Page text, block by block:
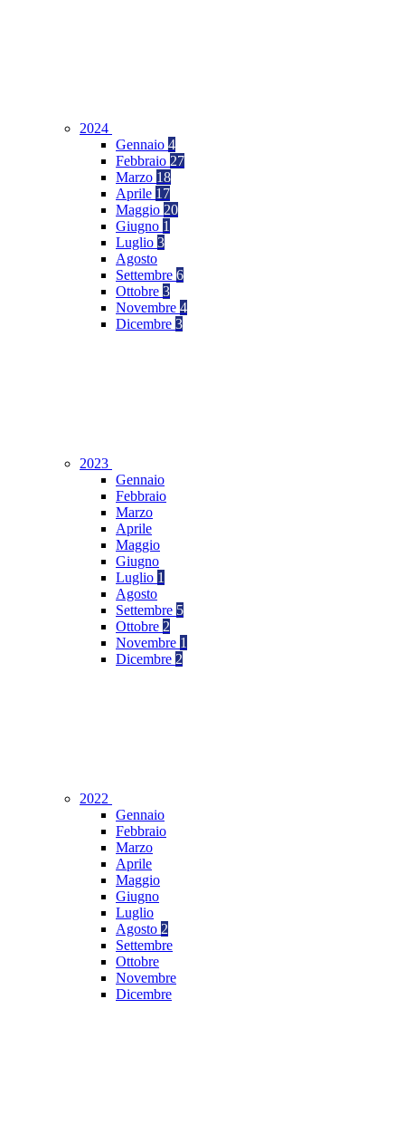
2024
Gennaio 4
Febbraio 27
Marzo 18
Aprile 17
Maggio 20
Giugno 1
Luglio 3
Agosto
Settembre 6
Ottobre 3
Novembre 4
Dicembre 3
2023
Gennaio
Febbraio
Marzo
Aprile
Maggio
Giugno
Luglio 1
Agosto
Settembre 5
Ottobre 2
Novembre 1
Dicembre 2
2022
Gennaio
Febbraio
Marzo
Aprile
Maggio
Giugno
Luglio
Agosto 2
Settembre
Ottobre
Novembre
Dicembre